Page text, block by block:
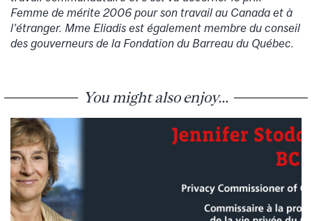
Femme de mérite 2006 pour son travail au Canada et à
l’étranger. Mme Eliadis est également membre du conseil
des gouverneurs de la Fondation du Barreau du Québec.
You might also enjoy...